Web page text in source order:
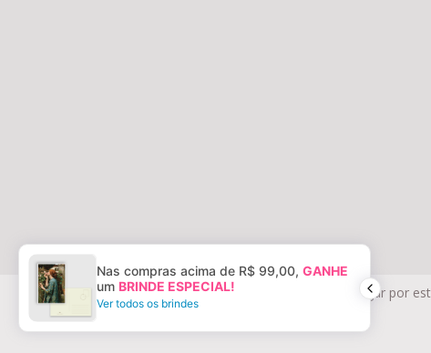
Ao navegar por
© Copyright FOLK BOOKS ATELIER E PAPELARIA LTDA -
30989293000142 - 2026
Nas compras acima de R$ 99,00, GANHE
um BRINDE ESPECIAL!
Ver todos os brindes